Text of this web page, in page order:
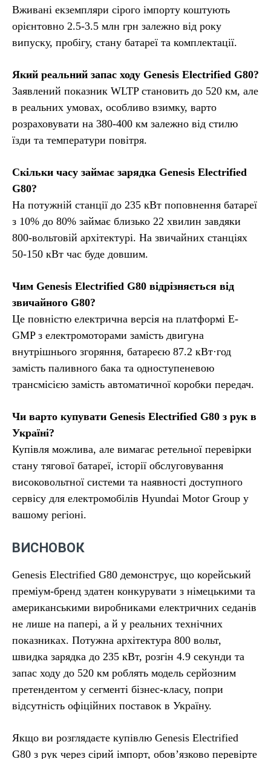
Вживані екземпляри сірого імпорту коштують
орієнтовно 2.5-3.5 млн грн залежно від року
випуску, пробігу, стану батареї та комплектації.
Який реальний запас ходу Genesis Electrified G80?
Заявлений показник WLTP становить до 520 км, але
в реальних умовах, особливо взимку, варто
розраховувати на 380-400 км залежно від стилю
їзди та температури повітря.
Скільки часу займає зарядка Genesis Electrified
G80?
На потужній станції до 235 кВт поповнення батареї
з 10% до 80% займає близько 22 хвилин завдяки
800-вольтовій архітектурі. На звичайних станціях
50-150 кВт час буде довшим.
Чим Genesis Electrified G80 відрізняється від
звичайного G80?
Це повністю електрична версія на платформі E-
GMP з електромоторами замість двигуна
внутрішнього згоряння, батареєю 87.2 кВт·год
замість паливного бака та одноступеневою
трансмісією замість автоматичної коробки передач.
Чи варто купувати Genesis Electrified G80 з рук в
Україні?
Купівля можлива, але вимагає ретельної перевірки
стану тягової батареї, історії обслуговування
високовольтної системи та наявності доступного
сервісу для електромобілів Hyundai Motor Group у
вашому регіоні.
ВИСНОВОК
Genesis Electrified G80 демонструє, що корейський
преміум-бренд здатен конкурувати з німецькими та
американськими виробниками електричних седанів
не лише на папері, а й у реальних технічних
показниках. Потужна архітектура 800 вольт,
швидка зарядка до 235 кВт, розгін 4.9 секунди та
запас ходу до 520 км роблять модель серйозним
претендентом у сегменті бізнес-класу, попри
відсутність офіційних поставок в Україну.
Якщо ви розглядаєте купівлю Genesis Electrified
G80 з рук через сірий імпорт, обов’язково перевірте